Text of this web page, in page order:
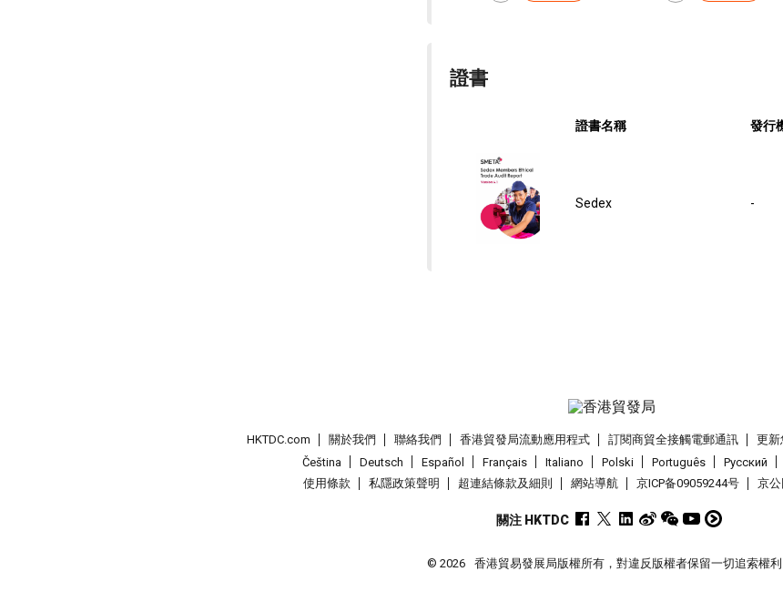
證書
證書名稱 發行
Sedex -
HKTDC.com 關於我們 聯絡我們 香港貿發局流動應用程式 訂閱商貿全接觸電郵通訊 更新
Čeština
Deutsch Español Français Italiano Polski Português Pусский
使用條款
私隱政策聲明 超連結條款及細則 網站導航 京ICP备09059244号 京
關注 HKTDC
© 2026 香港貿易發展局版權所有，對違反版權者保留一切追索權利